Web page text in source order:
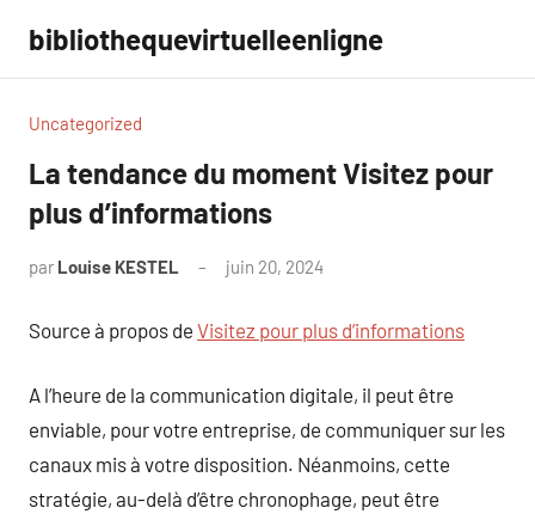
contenu
bibliothequevirtuelleenligne
Uncategorized
La tendance du moment Visitez pour
plus d’informations
par Louise KESTEL juin 20, 2024
Source à propos de Visitez pour plus d’informations
A l’heure de la communication digitale, il peut être
enviable, pour votre entreprise, de communiquer sur les
canaux mis à votre disposition. Néanmoins, cette
stratégie, au-delà d’être chronophage, peut être